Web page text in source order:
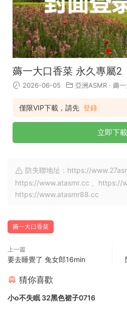
薅一大口香菜 永久專屬2
2026-06-05 亞洲ASMR · 薅
僅限VIP下載，請先 登錄
立即下載
防失聯地址：https://
https://www.atasmr.cc 、https://
https://www.atasmr88.cc
薅一大口香菜
上一篇
要去睡覺了 兔女郎16min
猜你喜歡
小o不失眠 32黑色裙子0716